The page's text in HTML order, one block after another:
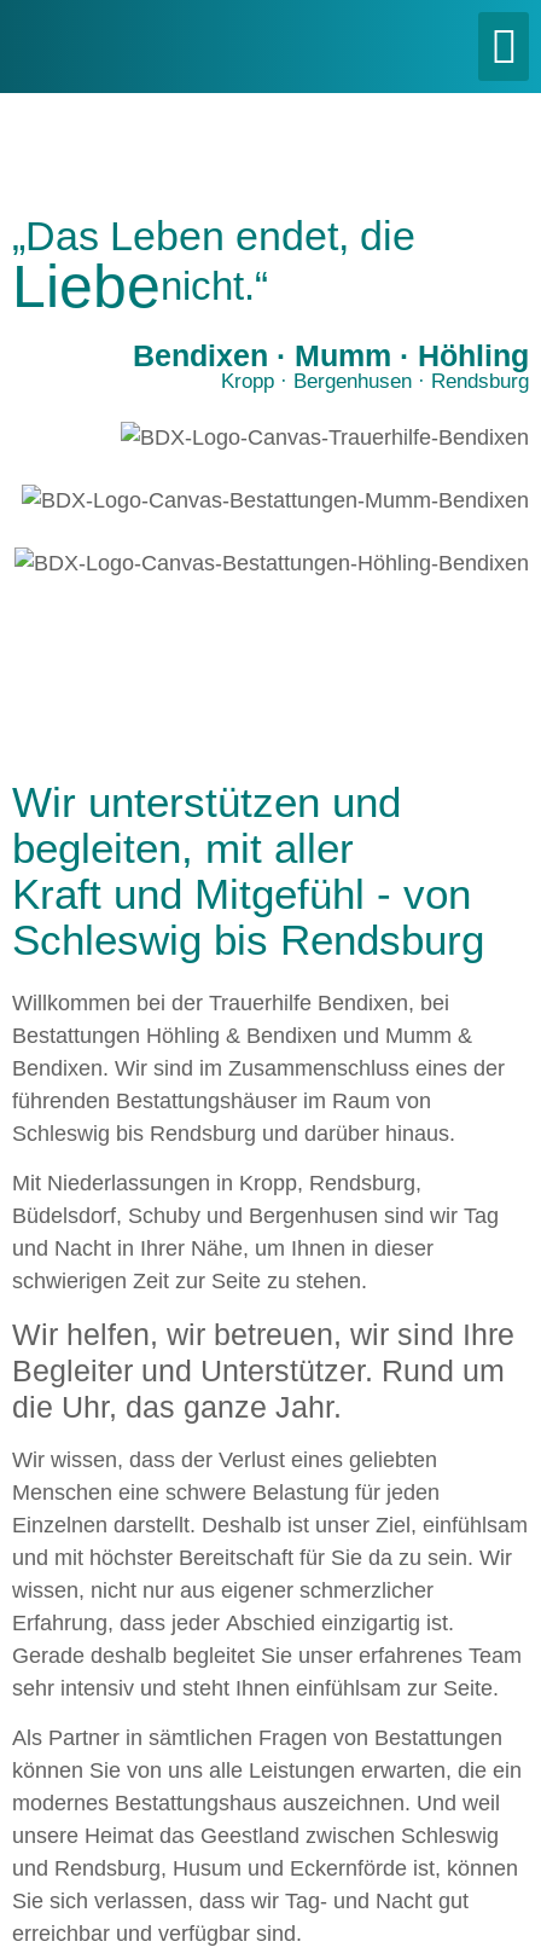
„Das Leben endet, die
Liebenicht.“
Bendixen · Mumm · Höhling
Kropp · Bergenhusen · Rendsburg
Wir unterstützen und
begleiten, mit aller
Kraft und Mitgefühl - von
Schleswig bis Rendsburg
Willkommen bei der Trauerhilfe Bendixen, bei
Bestattungen Höhling & Bendixen und Mumm &
Bendixen. Wir sind im Zusammenschluss eines der
führenden Bestattungshäuser im Raum von
Schleswig bis Rendsburg und darüber hinaus.
Mit Niederlassungen in Kropp, Rendsburg,
Büdelsdorf, Schuby und Bergenhusen sind wir Tag
und Nacht in Ihrer Nähe, um Ihnen in dieser
schwierigen Zeit zur Seite zu stehen.
Wir helfen, wir betreuen, wir sind Ihre
Begleiter und Unterstützer. Rund um
die Uhr, das ganze Jahr.
Wir wissen, dass der Verlust eines geliebten
Menschen eine schwere Belastung für jeden
Einzelnen darstellt. Deshalb ist unser Ziel, einfühlsam
und mit höchster Bereitschaft für Sie da zu sein. Wir
wissen, nicht nur aus eigener schmerzlicher
Erfahrung, dass jeder Abschied einzigartig ist.
Gerade deshalb begleitet Sie unser erfahrenes Team
sehr intensiv und steht Ihnen einfühlsam zur Seite.
Als Partner in sämtlichen Fragen von Bestattungen
können Sie von uns alle Leistungen erwarten, die ein
modernes Bestattungshaus auszeichnen. Und weil
unsere Heimat das Geestland zwischen Schleswig
und Rendsburg, Husum und Eckernförde ist, können
Sie sich verlassen, dass wir Tag- und Nacht gut
erreichbar und verfügbar sind.